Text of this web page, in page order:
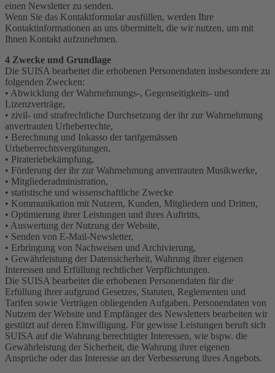
einen Newsletter zu senden.
Wenn Sie das Kontaktformular ausfüllen, werden Ihre
Kontaktinformationen an uns übermittelt, die wir nutzen, um mit
Ihnen Kontakt aufzunehmen.
4 Zwecke und Grundlage
Die SUISA bearbeitet die erhobenen Personendaten insbesondere zu
folgenden Zwecken:
• Abwicklung der Wahrnehmungs-, Gegenseitigkeits- und
Lizenzverträge,
• zivil- und strafrechtliche Durchsetzung der ihr zur Wahrnehmung
anvertrauten Urheberrechte,
• Berechnung und Inkasso der tarifgemässen
Urheberrechtsvergütungen,
• Pirateriebekämpfung,
• Förderung der ihr zur Wahrnehmung anvertrauten Musikwerke,
• Mitgliederadministration,
• statistische und wissenschaftliche Zwecke
• Kommunikation mit Nutzern, Kunden, Mitgliedern und Dritten,
• Optimierung ihrer Leistungen und ihres Auftritts,
• Auswertung der Nutzung der Website,
• Senden von E-Mail-Newsletter,
• Erbringung von Nachweisen und Archivierung,
• Gewährleistung der Datensicherheit, Wahrung ihrer eigenen
Interessen und Erfüllung rechtlicher Verpflichtungen.
Die SUISA bearbeitet die erhobenen Personendaten für die
Erfüllung ihrer aufgrund Gesetzes, Statuten, Reglementen und
Tarifen sowie Verträgen obliegenden Aufgaben. Personendaten von
Nutzern der Website und Empfänger des Newsletters bearbeiten wir
gestützt auf deren Einwilligung. Für gewisse Leistungen beruft sich
SUISA auf die Wahrung berechtigter Interessen, wie bspw. die
Gewährleistung der Sicherheit, die Wahrung ihrer eigenen
Ansprüche oder das Interesse an der Verbesserung ihres Angebots.